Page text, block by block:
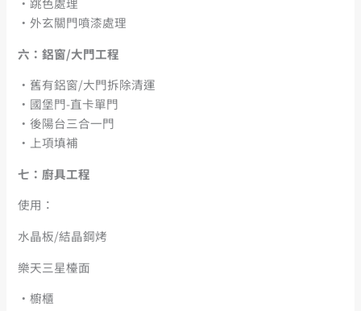
・外玄關門噴漆處理
六：鋁窗/大門工程
・舊有鋁窗/大門拆除清運
・國堡門-直卡單門
・後陽台三合一門
・上項填補
七：廚具工程
使用：
水晶板/結晶鋼烤
樂天三星檯面
・櫥櫃